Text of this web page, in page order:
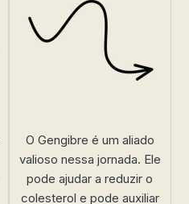
O Gengibre é um aliado
valioso nessa jornada. Ele
pode ajudar a reduzir o
colesterol e pode auxiliar